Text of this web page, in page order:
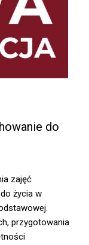
do
zajęć
życia w
przygotowania